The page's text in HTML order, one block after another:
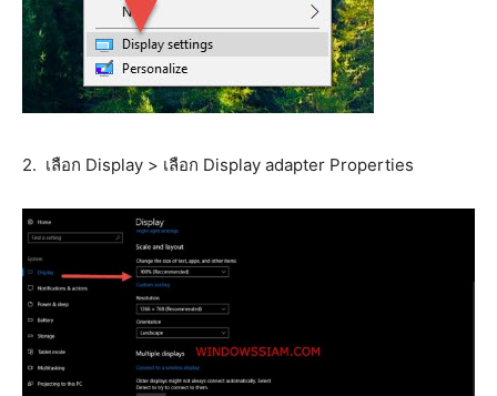
2. เลือก Display > เลือก Display adapter Properties